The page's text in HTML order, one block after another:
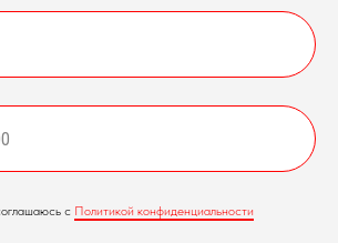
с Политикой конфиденциальности